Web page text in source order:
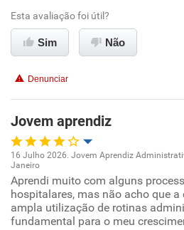
Recomenda a diretoria
Esta avaliação foi útil?
Sim Não
Denunciar
Jovem aprendiz
Oportunidade de promoção
Ambiente de trabalho
16 Julho 2026. Jovem Aprendiz
Janeiro
Aprendi muito com alguns
hospitalares, mas não acho que a
ampla utilização de rotinas
fundamental para o meu